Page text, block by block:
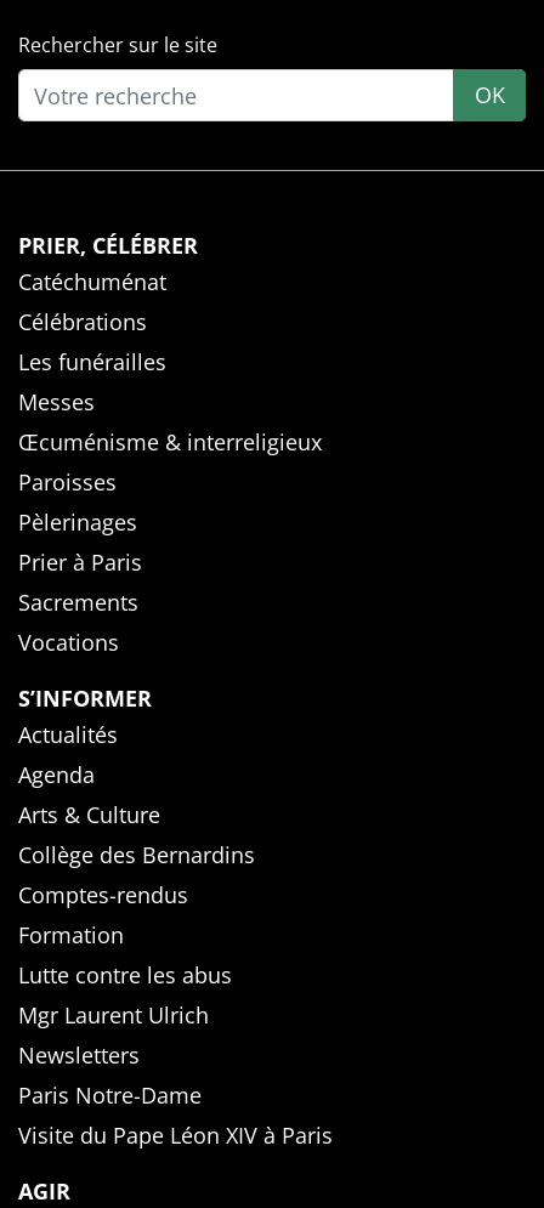
Rechercher sur le site
OK
PRIER, CÉLÉBRER
Catéchuménat
Célébrations
Les funérailles
Messes
Œcuménisme & interreligieux
Paroisses
Pèlerinages
Prier à Paris
Sacrements
Vocations
S’INFORMER
Actualités
Agenda
Arts & Culture
Collège des Bernardins
Comptes-rendus
Formation
Lutte contre les abus
Mgr Laurent Ulrich
Newsletters
Paris Notre-Dame
Visite du Pape Léon XIV à Paris
AGIR